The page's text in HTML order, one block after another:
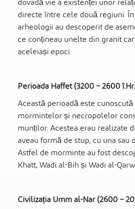
directe între cele două regiuni.
arheologii au descoperit de
ce conțineau unelte din granit
aceleiași epoci.
Perioada Haffet (3200 – 2600
Această perioadă este
mormintelor și necropolelor
munților. Acestea erau realizate
aveau formă de stup, cu una sau
Astfel de morminte au fost
Khatt, Wadi al-Bih și Wadi al-
Civilizația Umm al-Nar (2600 –